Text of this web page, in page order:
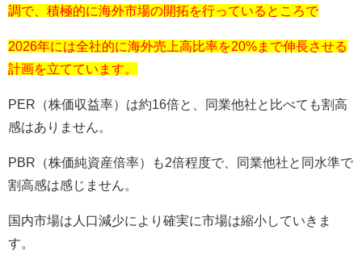
調で、積極的に海外市場の開拓を行っているところで
2026年には全社的に海外売上高比率を20%まで伸長させる
計画を立てています。
PER （株価収益率）は約16倍と、同業他社と比べても割高
感はありません。
PBR （株価純資産倍率）も2倍程度で、同業他社と同水準で
割高感は感じません。
国内市場は人口減少により確実に市場は縮小していきま
す。